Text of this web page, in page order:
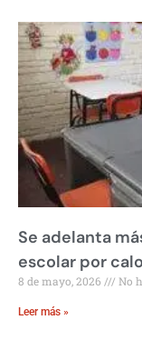
Se adelanta
escolar por
8 de mayo, 2026 No
Leer más »